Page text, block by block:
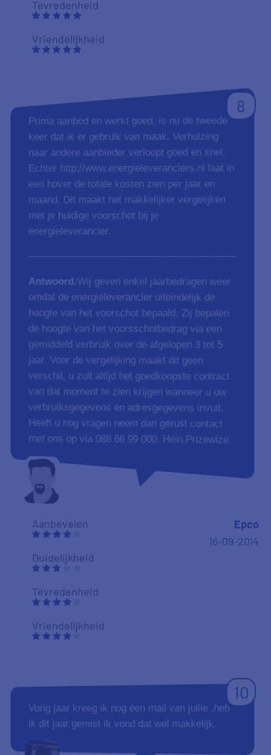
Tevredenheid
Vriendelijkheid
8
Prima aanbod en werkt goed, is nu de tweede
keer dat ik er gebruik van maak. Verhuizing
naar andere aanbieder verloopt goed en snel.
Echter http://www.energieleveranciers.nl laat in
een hover de totale kosten zien per jaar en
maand. Dit maakt het makkelijker vergelijken
met je huidige voorschot bij je
energieleverancier.
Antwoord:Wij geven enkel jaarbedragen weer
omdat de energieleverancier uiteindelijk de
hoogte van het voorschot bepaald. Zij bepalen
de hoogte van het voorsschotbedrag via een
gemiddeld verbruik over de afgelopen 3 tot 5
jaar. Voor de vergelijking maakt dit geen
verschil, u zult altijd het goedkoopste contract
van dat moment te zien krijgen wanneer u uw
verbruiksgegevens en adresgegevens invult.
Heeft u nog vragen neem dan gerust contact
met ons op via 088 66 99 000. Hein.Prizewize.
Aanbevelen
Duidelijkheid
Tevredenheid
Vriendelijkheid
Epco
16-09-2014
10
Vorig jaar kreeg ik nog een mail van jullie ,heb
ik dit jaar gemist ik vond dat wel makkelijk.